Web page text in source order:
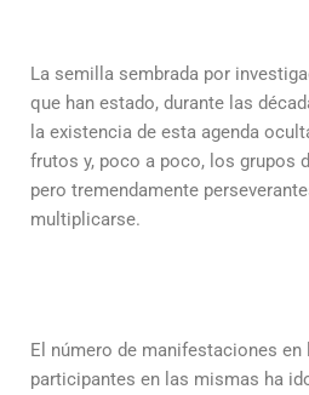
La semilla sembrada por
que han estado, durante las
la existencia de esta agenda
frutos y, poco a poco, los grupos
pero tremendamente
multiplicarse.
El número de manifestaciones
participantes en las mismas ha